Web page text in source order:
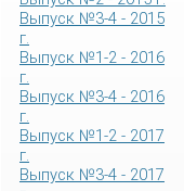
Выпуск №3-4 - 2015
г.
Выпуск №1-2 - 2016
г.
Выпуск №3-4 - 2016
г.
Выпуск №1-2 - 2017
г.
Выпуск №3-4 - 2017